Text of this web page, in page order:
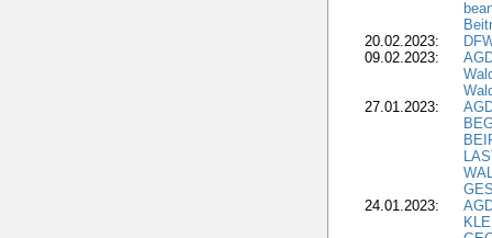
20.02.2023:
09.02.2023:
27.01.2023:
24.01.2023: